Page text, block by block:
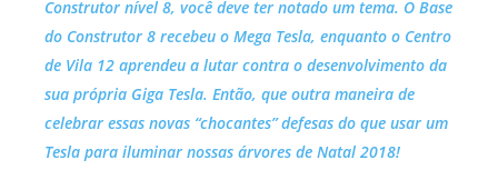
Construtor nível 8, você deve ter notado um tema. O Base
do Construtor 8 recebeu o Mega Tesla, enquanto o Centro
de Vila 12 aprendeu a lutar contra o desenvolvimento da
sua própria Giga Tesla. Então, que outra maneira de
celebrar essas novas “chocantes” defesas do que usar um
Tesla para iluminar nossas árvores de Natal 2018!